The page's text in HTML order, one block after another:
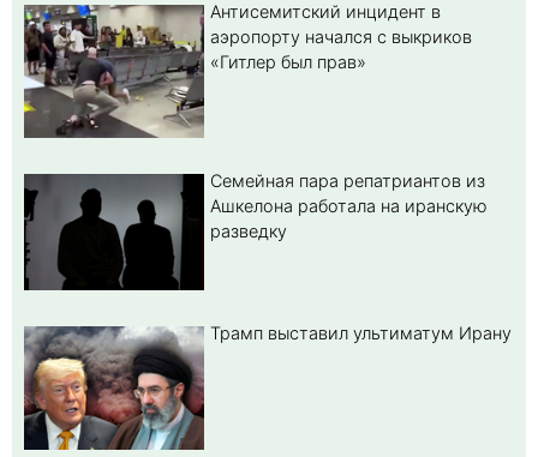
Антисемитский инцидент в
аэропорту начался с выкриков
«Гитлер был прав»
Семейная пара репатриантов из
Ашкелона работала на иранскую
разведку
Трамп выставил ультиматум Ирану